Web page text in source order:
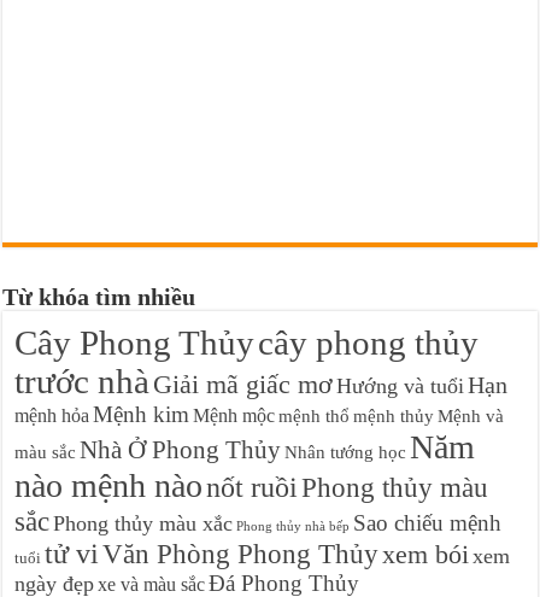
Từ khóa tìm nhiều
Cây Phong Thủycây phong thủy
trước nhà Giải mã giấc mơHướng và tuổi Hạn
mệnh hỏa Mệnh kim Mệnh mộcmệnh thổ mệnh thủyMệnh và
màu sắc Nhà Ở Phong ThủyNhân tướng học Năm
nào mệnh nàonốt ruồi Phong thủy màu
sắcPhong thủy màu xắc Phong thủy nhà bếp Sao chiếu mệnh
tuổi tử vi Văn Phòng Phong Thủyxem bói xem
ngày đẹpxe và màu sắcĐá Phong Thủy